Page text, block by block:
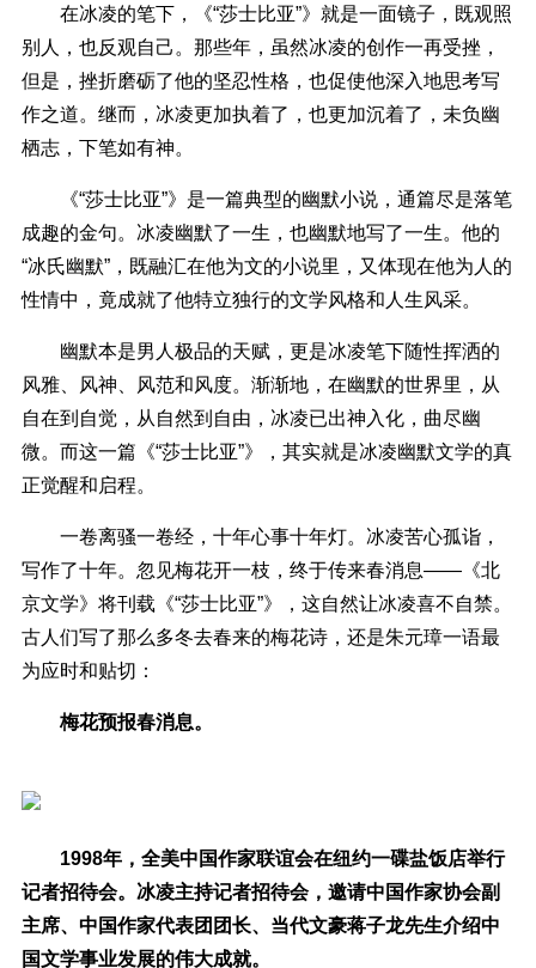
在冰凌的笔下，《“莎士比亚”》就是一面镜子，既观照
别人，也反观自己。那些年，虽然冰凌的创作一再受挫，
但是，挫折磨砺了他的坚忍性格，也促使他深入地思考写
作之道。继而，冰凌更加执着了，也更加沉着了，未负幽
栖志，下笔如有神。
《“莎士比亚”》是一篇典型的幽默小说，通篇尽是落笔
成趣的金句。冰凌幽默了一生，也幽默地写了一生。他的
“冰氏幽默”，既融汇在他为文的小说里，又体现在他为人的
性情中，竟成就了他特立独行的文学风格和人生风采。
幽默本是男人极品的天赋，更是冰凌笔下随性挥洒的
风雅、风神、风范和风度。渐渐地，在幽默的世界里，从
自在到自觉，从自然到自由，冰凌已出神入化，曲尽幽
微。而这一篇《“莎士比亚”》，其实就是冰凌幽默文学的真
正觉醒和启程。
一卷离骚一卷经，十年心事十年灯。冰凌苦心孤诣，
写作了十年。忽见梅花开一枝，终于传来春消息——《北
京文学》将刊载《“莎士比亚”》，这自然让冰凌喜不自禁。
古人们写了那么多冬去春来的梅花诗，还是朱元璋一语最
为应时和贴切：
梅花预报春消息。
1998年，全美中国作家联谊会在纽约一碟盐饭店举行
记者招待会。冰凌主持记者招待会，邀请中国作家协会副
主席、中国作家代表团团长、当代文豪蒋子龙先生介绍中
国文学事业发展的伟大成就。